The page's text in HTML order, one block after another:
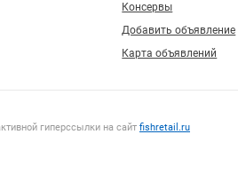
Консервы
Добавить объявление
Карта объявлений
гиперссылки на сайт fishretail.ru